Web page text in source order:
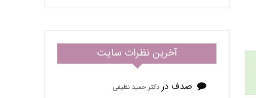
آخرین نظرات سایت
صدف دردکتر حمید نظیفی